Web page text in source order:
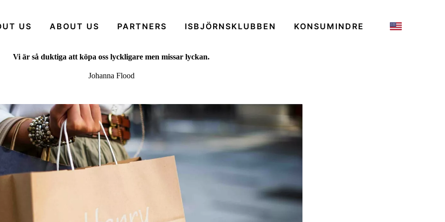
US ABOUT US PARTNERS ISBJÖRNSKLUBBEN KONSUMINDRE
Vi är så duktiga att köpa oss lyckligare men missar lyckan.
Johanna Flood